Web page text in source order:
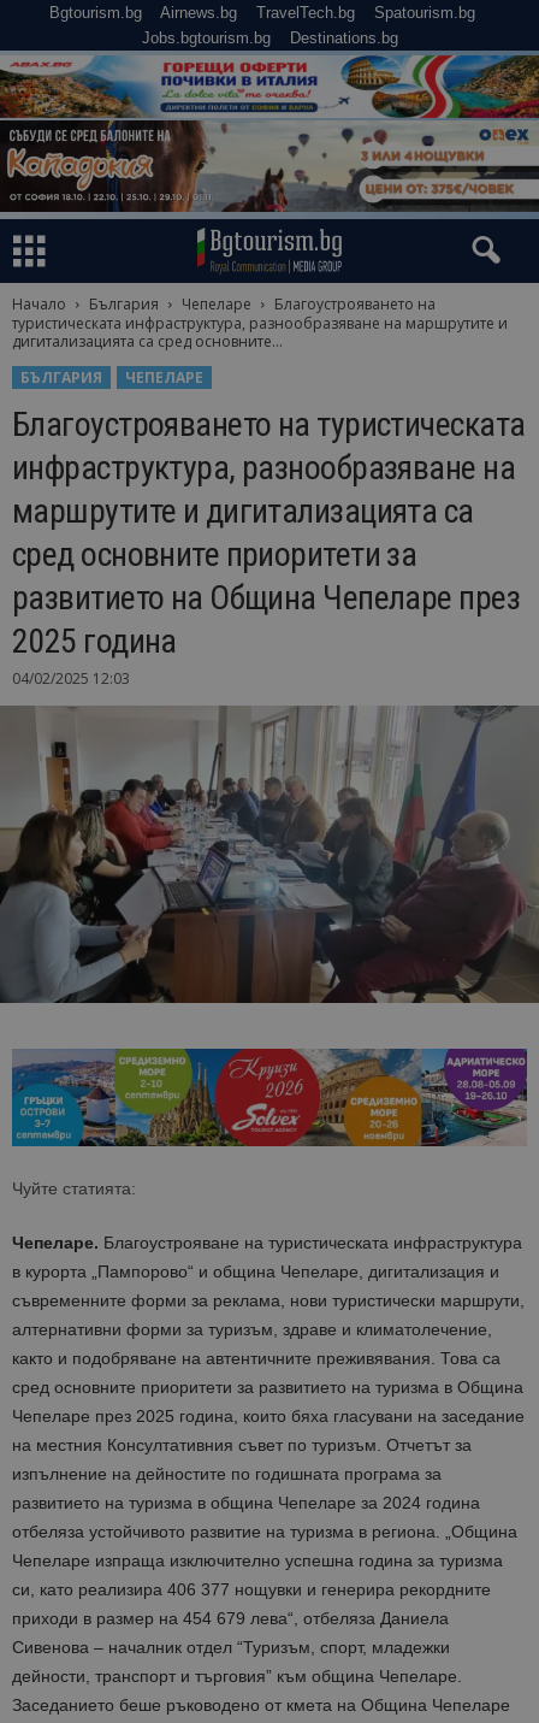
Bgtourism.bg Airnews.bg TravelTech.bg
Spatourism.bg
Jobs.bgtourism.bg
Destinations.bg
Начало България Чепеларе
Благоустрояването на
туристическата инфраструктура, разнообразяване на маршрутите и
дигитализацията са сред основните...
БЪЛГАРИЯ
ЧЕПЕЛАРЕ
Благоустрояването на туристическата
инфраструктура, разнообразяване на
маршрутите и дигитализацията са
сред основните приоритети за
развитието на Община Чепеларе през
2025 година
04/02/2025 12:03
Чуйте статията:
Чепеларе. Благоустрояване на туристическата инфраструктура
в курорта „Пампорово“ и община Чепеларе, дигитализация и
съвременните форми за реклама, нови туристически маршрути,
алтернативни форми за туризъм, здраве и климатолечение,
както и подобряване на автентичните преживявания. Това са
сред основните приоритети за развитието на туризма в Община
Чепеларе през 2025 година, които бяха гласувани на заседание
на местния Консултативния съвет по туризъм. Отчетът за
изпълнение на дейностите по годишната програма за
развитието на туризма в община Чепеларе за 2024 година
отбеляза устойчивото развитие на туризма в региона. „Община
Чепеларе изпраща изключително успешна година за туризма
си, като реализира 406 377 нощувки и генерира рекордните
приходи в размер на 454 679 лева“, отбеляза Даниела
Сивенова – началник отдел “Туризъм, спорт, младежки
дейности, транспорт и търговия” към община Чепеларе.
Заседанието беше ръководено от кмета на Община Чепеларе